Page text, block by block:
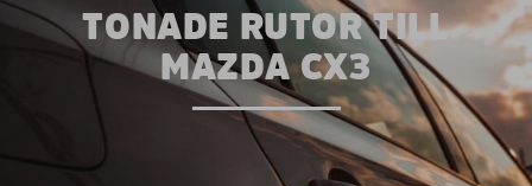
TONADE RUTOR TILL
MAZDA CX3